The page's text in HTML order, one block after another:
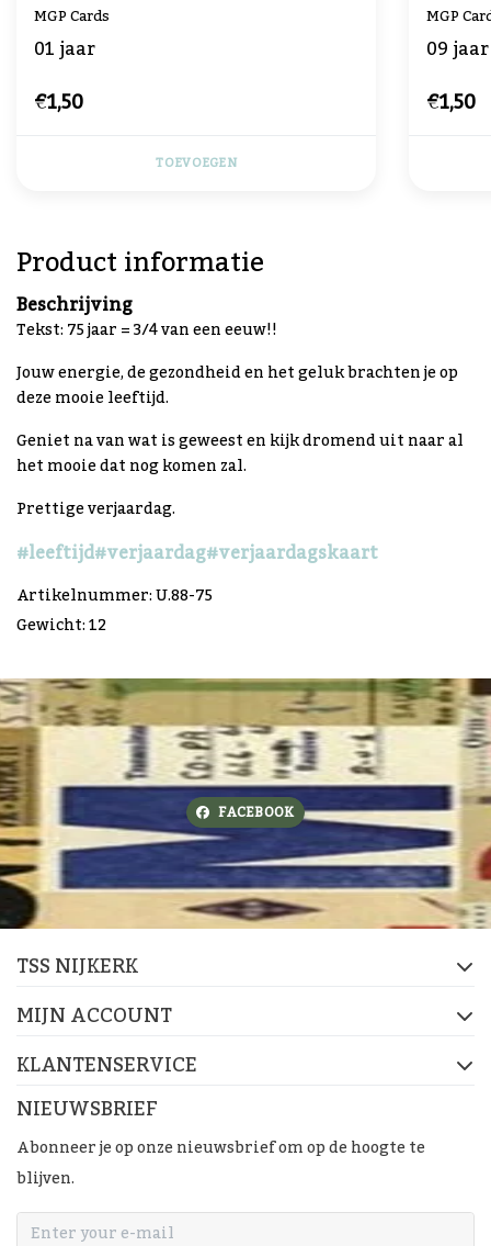
MGP Cards
01 jaar
€1,50
TOEVOEGEN
MGP
09 jaar
€1,50
Product informatie
Beschrijving
Tekst: 75 jaar = 3/4 van een eeuw!!
Jouw energie, de gezondheid en het geluk brachten je op
deze mooie leeftijd.
Geniet na van wat is geweest en kijk dromend uit naar al
het mooie dat nog komen zal.
Prettige verjaardag.
#leeftijd#verjaardag#verjaardagskaart
Artikelnummer: U.88-75
Gewicht: 12
FACEBOOK
TSS NIJKERK
MIJN ACCOUNT
KLANTENSERVICE
NIEUWSBRIEF
Abonneer je op onze nieuwsbrief om op de hoogte te
blijven.